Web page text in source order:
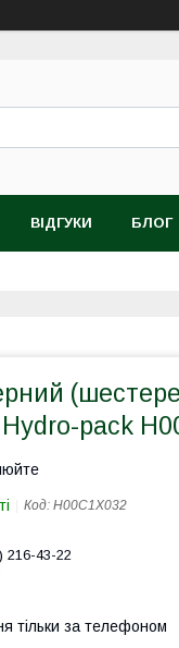
ВІДГУКИ БЛОГ
pack
Код: H00C1X032
216-43-22
тільки за телефоном